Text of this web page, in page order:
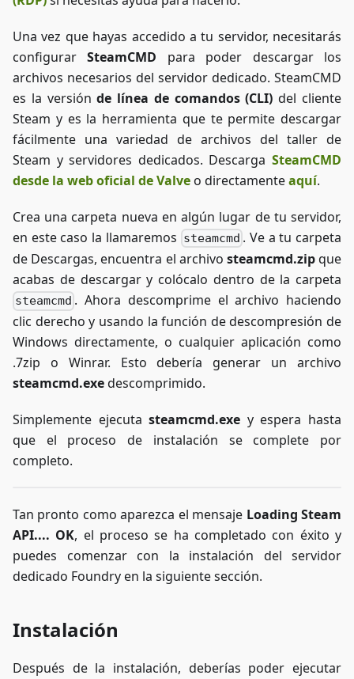
información
de la forma
más
entretenida
posible.
Una vez que hayas accedido a tu servidor, necesitarás
configurarSteamCMD para poder descargar los
archivos necesarios del servidor dedicado. SteamCMD
es la versiónde línea de comandos (CLI) del cliente
Steam y es la herramienta que te permite descargar
fácilmente una variedad de archivos del taller de
Steam y servidores dedicados. Descarga SteamCMD
desde la web oficial de Valveo directamenteaquí.
Crea una carpeta nueva en algún lugar de tu servidor,
en este caso la llamaremos steamcmd . Ve a tu carpeta
de Descargas, encuentra el archivo steamcmd.zipque
acabas de descargar y colócalo dentro de la carpeta
steamcmd . Ahora descomprime el archivo haciendo
clic derecho y usando la función de descompresión de
Windows directamente, o cualquier aplicación como
.7zip o Winrar. Esto debería generar un archivo
steamcmd.exedescomprimido.
Simplemente ejecutasteamcmd.exe y espera hasta
que el proceso de instalación se complete por
completo.
Tan pronto como aparezca el mensaje Loading Steam
API.... OK, el proceso se ha completado con éxito y
puedes comenzar con la instalación del servidor
dedicado Foundry en la siguiente sección.
Instalación
Después de la instalación, deberías poder ejecutar